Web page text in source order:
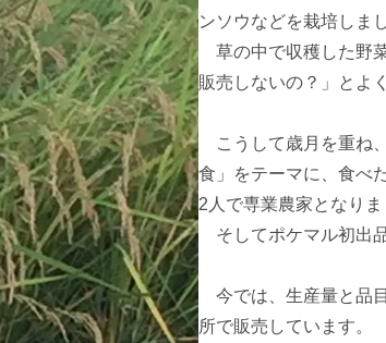
ンソウなどを栽培しま
草の中で収穫した野
販売しないの？」とよ
こうして歳月を重ね
食」をテーマに、食べ
2人で専業農家となりま
そしてポケマル初出
今では、生産量と品
所で販売しています。